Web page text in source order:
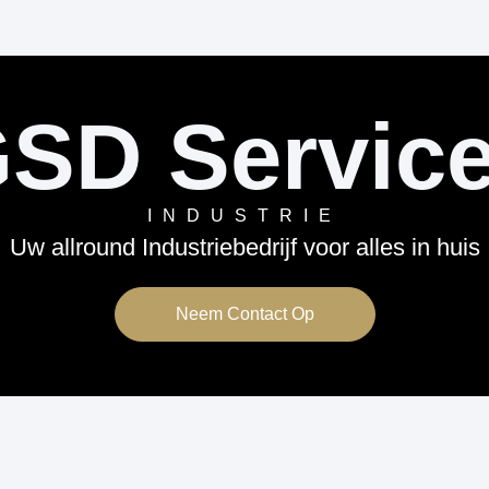
INDUSTRIE
Uw allround Industriebedrijf voor alles in huis
Neem Contact Op